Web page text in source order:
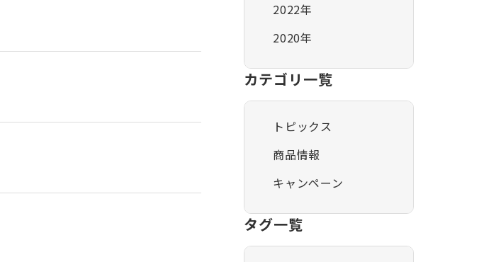
2022年
2020年
カテゴリ一覧
トピックス
商品情報
キャンペーン
タグ一覧